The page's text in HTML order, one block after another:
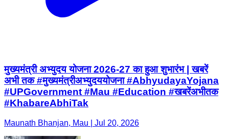
मुख्यमंत्री अभ्युदय योजना 2026-27 का हुआ शुभारंभ | खबरें
Maunath Bhanjan, Mau | Jul 20, 2026